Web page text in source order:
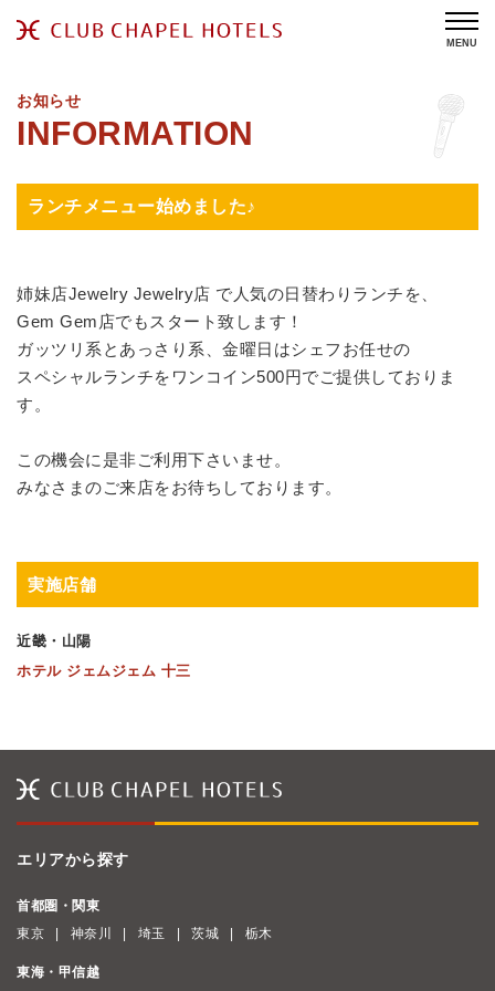
MENU
お知らせ
ランチメニュー始めました♪
姉妹店Jewelry Jewelry店 で人気の日替わりランチを、
Gem Gem店でもスタート致します！
ガッツリ系とあっさり系、金曜日はシェフお任せの
スペシャルランチをワンコイン500円でご提供しておりま
す。
この機会に是非ご利用下さいませ。
みなさまのご来店をお待ちしております。
実施店舗
近畿・山陽
ホテル ジェムジェム 十三
エリアから探す
首都圏・関東
東京
神奈川 埼玉 茨城 栃木
東海・甲信越